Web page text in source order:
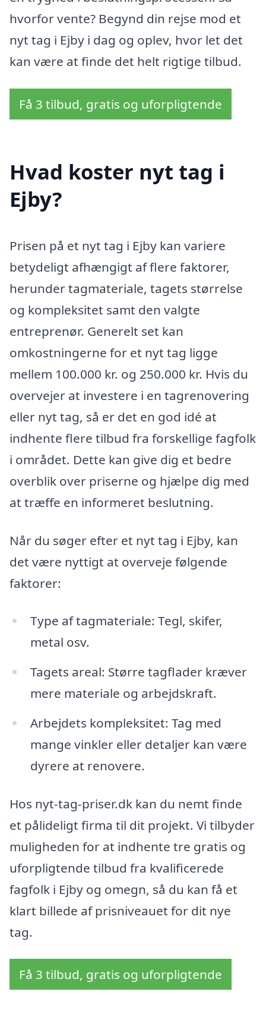
hvorfor vente? Begynd din rejse mod et
nyt tag i Ejby i dag og oplev, hvor let det
kan være at finde det helt rigtige tilbud.
Få 3 tilbud, gratis og uforpligtende
Hvad koster nyt tag i
Ejby?
Prisen på et nyt tag i Ejby kan variere
betydeligt afhængigt af flere faktorer,
herunder tagmateriale, tagets størrelse
og kompleksitet samt den valgte
entreprenør. Generelt set kan
omkostningerne for et nyt tag ligge
mellem 100.000 kr. og 250.000 kr. Hvis du
overvejer at investere i en tagrenovering
eller nyt tag, så er det en god idé at
indhente flere tilbud fra forskellige fagfolk
i området. Dette kan give dig et bedre
overblik over priserne og hjælpe dig med
at træffe en informeret beslutning.
Når du søger efter et nyt tag i Ejby, kan
det være nyttigt at overveje følgende
faktorer:
Type af tagmateriale: Tegl, skifer,
metal osv.
Tagets areal: Større tagflader kræver
mere materiale og arbejdskraft.
Arbejdets kompleksitet: Tag med
mange vinkler eller detaljer kan være
dyrere at renovere.
Hos nyt-tag-priser.dk kan du nemt finde
et pålideligt firma til dit projekt. Vi tilbyder
muligheden for at indhente tre gratis og
uforpligtende tilbud fra kvalificerede
fagfolk i Ejby og omegn, så du kan få et
klart billede af prisniveauet for dit nye
tag.
Få 3 tilbud, gratis og uforpligtende